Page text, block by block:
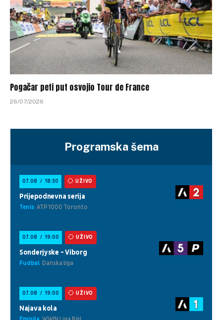
Pogačar peti put osvojio Tour de France
26/07/2026
Programska šema